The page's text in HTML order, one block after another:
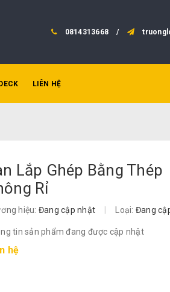
0814313668 /
LIÊN HỆ
Lắp Ghép Bằng Thép
Rỉ
hiệu: Đang cập nhật Loại: Đang
tin sản phẩm đang được cập nhật
hệ
nhiêu,
Hết hàng